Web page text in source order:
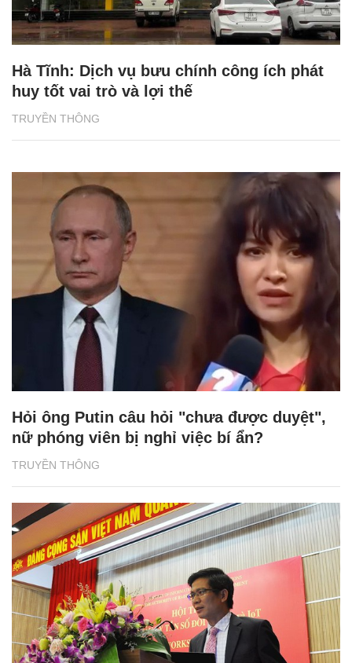
TRUYỀN THÔNG
Hà Tĩnh: Dịch vụ bưu chính công ích phát
huy tốt vai trò và lợi thế
TRUYỀN THÔNG
Hỏi ông Putin câu hỏi "chưa được duyệt",
nữ phóng viên bị nghỉ việc bí ẩn?